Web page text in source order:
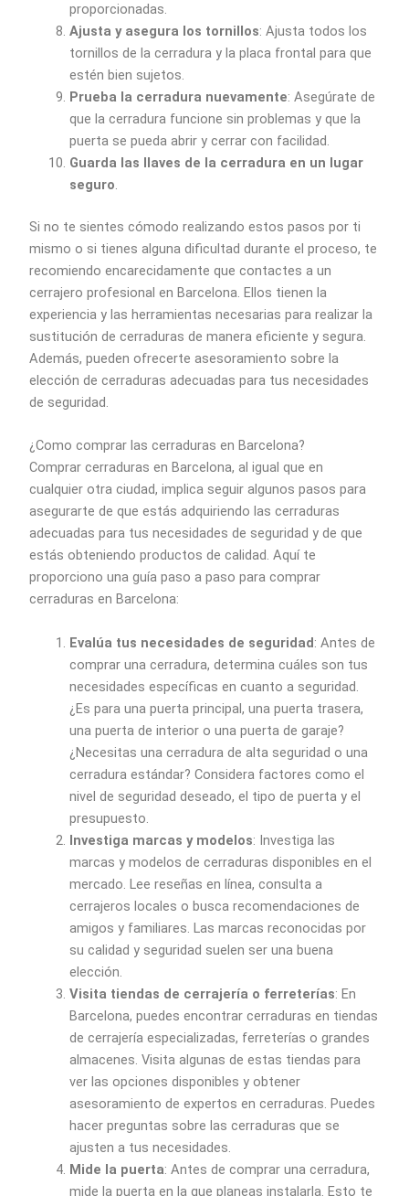
proporcionadas.
Ajusta y asegura los tornillos: Ajusta todos los
tornillos de la cerradura y la placa frontal para que
estén bien sujetos.
Prueba la cerradura nuevamente: Asegúrate de
que la cerradura funcione sin problemas y que la
puerta se pueda abrir y cerrar con facilidad.
Guarda las llaves de la cerradura en un lugar
seguro.
Si no te sientes cómodo realizando estos pasos por ti
mismo o si tienes alguna dificultad durante el proceso, te
recomiendo encarecidamente que contactes a un
cerrajero profesional en Barcelona. Ellos tienen la
experiencia y las herramientas necesarias para realizar la
sustitución de cerraduras de manera eficiente y segura.
Además, pueden ofrecerte asesoramiento sobre la
elección de cerraduras adecuadas para tus necesidades
de seguridad.
¿Como comprar las cerraduras en Barcelona?
Comprar cerraduras en Barcelona, al igual que en
cualquier otra ciudad, implica seguir algunos pasos para
asegurarte de que estás adquiriendo las cerraduras
adecuadas para tus necesidades de seguridad y de que
estás obteniendo productos de calidad. Aquí te
proporciono una guía paso a paso para comprar
cerraduras en Barcelona:
Evalúa tus necesidades de seguridad: Antes de
comprar una cerradura, determina cuáles son tus
necesidades específicas en cuanto a seguridad.
¿Es para una puerta principal, una puerta trasera,
una puerta de interior o una puerta de garaje?
¿Necesitas una cerradura de alta seguridad o una
cerradura estándar? Considera factores como el
nivel de seguridad deseado, el tipo de puerta y el
presupuesto.
Investiga marcas y modelos: Investiga las
marcas y modelos de cerraduras disponibles en el
mercado. Lee reseñas en línea, consulta a
cerrajeros locales o busca recomendaciones de
amigos y familiares. Las marcas reconocidas por
su calidad y seguridad suelen ser una buena
elección.
Visita tiendas de cerrajería o ferreterías: En
Barcelona, puedes encontrar cerraduras en tiendas
de cerrajería especializadas, ferreterías o grandes
almacenes. Visita algunas de estas tiendas para
ver las opciones disponibles y obtener
asesoramiento de expertos en cerraduras. Puedes
hacer preguntas sobre las cerraduras que se
ajusten a tus necesidades.
Mide la puerta: Antes de comprar una cerradura,
mide la puerta en la que planeas instalarla. Esto te